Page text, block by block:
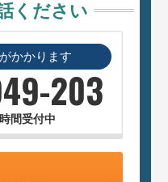
ください
かかります
203
間受付中